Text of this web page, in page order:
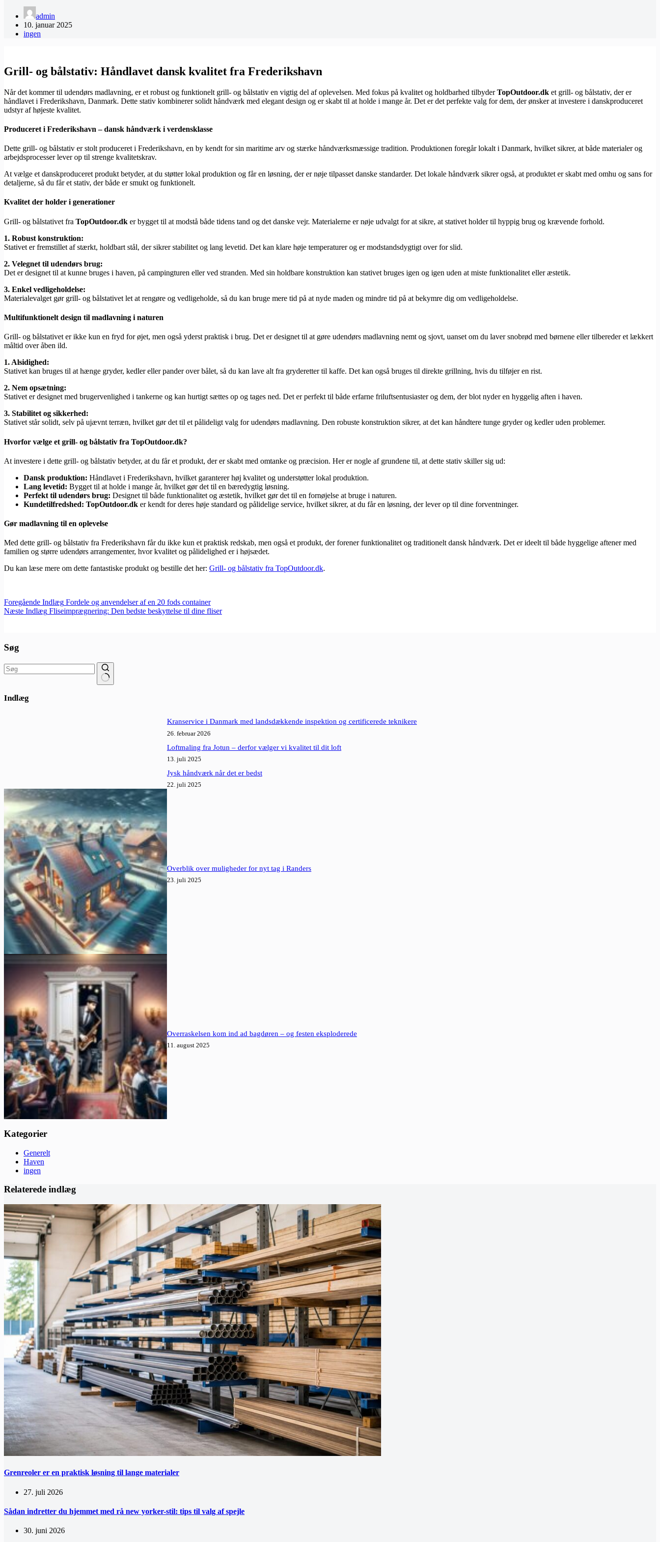
admin
10. januar 2025
ingen
Grill- og bålstativ: Håndlavet dansk kvalitet fra Frederikshavn
Når det kommer til udendørs madlavning, er et robust og funktionelt grill- og bålstativ en vigtig del af oplevelsen. Med fokus på kvalitet og holdbarhed tilbyderTopOutdoor.dk et grill- og bålstativ, der er
håndlavet i Frederikshavn, Danmark. Dette stativ kombinerer solidt håndværk med elegant design og er skabt til at holde i mange år. Det er det perfekte valg for dem, der ønsker at investere i danskproduceret
udstyr af højeste kvalitet.
Produceret i Frederikshavn – dansk håndværk i verdensklasse
Dette grill- og bålstativ er stolt produceret i Frederikshavn, en by kendt for sin maritime arv og stærke håndværksmæssige tradition. Produktionen foregår lokalt i Danmark, hvilket sikrer, at både materialer og
arbejdsprocesser lever op til strenge kvalitetskrav.
At vælge et danskproduceret produkt betyder, at du støtter lokal produktion og får en løsning, der er nøje tilpasset danske standarder. Det lokale håndværk sikrer også, at produktet er skabt med omhu og sans for
detaljerne, så du får et stativ, der både er smukt og funktionelt.
Kvalitet der holder i generationer
Grill- og bålstativet fra TopOutdoor.dk er bygget til at modstå både tidens tand og det danske vejr. Materialerne er nøje udvalgt for at sikre, at stativet holder til hyppig brug og krævende forhold.
1. Robust konstruktion:
Stativet er fremstillet af stærkt, holdbart stål, der sikrer stabilitet og lang levetid. Det kan klare høje temperaturer og er modstandsdygtigt over for slid.
2. Velegnet til udendørs brug:
Det er designet til at kunne bruges i haven, på campingturen eller ved stranden. Med sin holdbare konstruktion kan stativet bruges igen og igen uden at miste funktionalitet eller æstetik.
3. Enkel vedligeholdelse:
Materialevalget gør grill- og bålstativet let at rengøre og vedligeholde, så du kan bruge mere tid på at nyde maden og mindre tid på at bekymre dig om vedligeholdelse.
Multifunktionelt design til madlavning i naturen
Grill- og bålstativet er ikke kun en fryd for øjet, men også yderst praktisk i brug. Det er designet til at gøre udendørs madlavning nemt og sjovt, uanset om du laver snobrød med børnene eller tilbereder et lækkert
måltid over åben ild.
1. Alsidighed:
Stativet kan bruges til at hænge gryder, kedler eller pander over bålet, så du kan lave alt fra gryderetter til kaffe. Det kan også bruges til direkte grillning, hvis du tilføjer en rist.
2. Nem opsætning:
Stativet er designet med brugervenlighed i tankerne og kan hurtigt sættes op og tages ned. Det er perfekt til både erfarne friluftsentusiaster og dem, der blot nyder en hyggelig aften i haven.
3. Stabilitet og sikkerhed:
Stativet står solidt, selv på ujævnt terræn, hvilket gør det til et pålideligt valg for udendørs madlavning. Den robuste konstruktion sikrer, at det kan håndtere tunge gryder og kedler uden problemer.
Hvorfor vælge et grill- og bålstativ fra TopOutdoor.dk?
At investere i dette grill- og bålstativ betyder, at du får et produkt, der er skabt med omtanke og præcision. Her er nogle af grundene til, at dette stativ skiller sig ud:
Dansk produktion: Håndlavet i Frederikshavn, hvilket garanterer høj kvalitet og understøtter lokal produktion.
Lang levetid: Bygget til at holde i mange år, hvilket gør det til en bæredygtig løsning.
Perfekt til udendørs brug: Designet til både funktionalitet og æstetik, hvilket gør det til en fornøjelse at bruge i naturen.
Kundetilfredshed: TopOutdoor.dk er kendt for deres høje standard og pålidelige service, hvilket sikrer, at du får en løsning, der lever op til dine forventninger.
Gør madlavning til en oplevelse
Med dette grill- og bålstativ fra Frederikshavn får du ikke kun et praktisk redskab, men også et produkt, der forener funktionalitet og traditionelt dansk håndværk. Det er ideelt til både hyggelige aftener med
familien og større udendørs arrangementer, hvor kvalitet og pålidelighed er i højsædet.
Du kan læse mere om dette fantastiske produkt og bestille det her: Grill- og bålstativ fra TopOutdoor.dk.
Foregående Indlæg Fordele og anvendelser af en 20 fods container
Næste Indlæg Fliseimprægnering: Den bedste beskyttelse til dine fliser
Søg
resultater
Indlæg
Kranservice i Danmark med landsdækkende inspektion og certificerede teknikere
26. februar 2026
Loftmaling fra Jotun – derfor vælger vi kvalitet til dit loft
13. juli 2025
Jysk håndværk når det er bedst
22. juli 2025
Overblik over muligheder for nyt tag i Randers
23. juli 2025
Overraskelsen kom ind ad bagdøren – og festen eksploderede
11. august 2025
Kategorier
Generelt
Haven
ingen
Relaterede indlæg
Grenreoler er en praktisk løsning til lange materialer
27. juli 2026
Sådan indretter du hjemmet med rå new yorker-stil: tips til valg af spejle
30. juni 2026